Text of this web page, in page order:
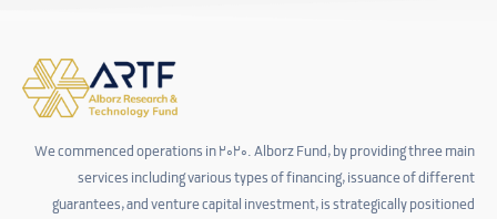
We commenced operations in 2020. Alborz Fund, by providing three main
services including various types of financing, issuance of different
guarantees, and venture capital investment, is strategically positioned